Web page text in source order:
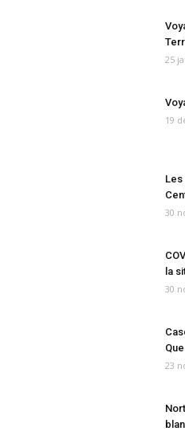
25
19
30
la
30
23